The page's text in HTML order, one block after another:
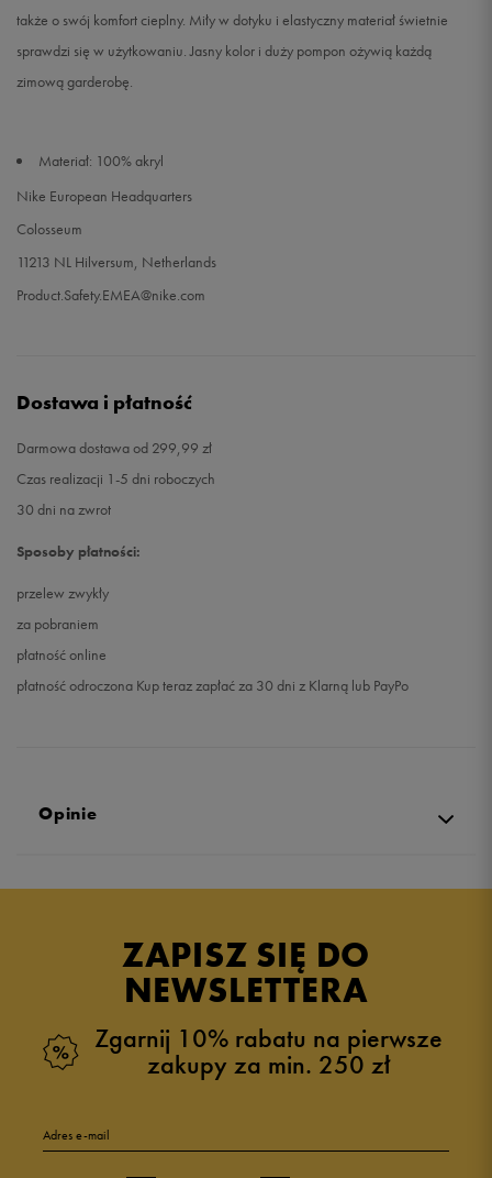
także o swój komfort cieplny. Miły w dotyku i elastyczny materiał świetnie
sprawdzi się w użytkowaniu. Jasny kolor i duży pompon ożywią każdą
zimową garderobę.
Materiał: 100% akryl
Nike European Headquarters
Colosseum
11213 NL Hilversum, Netherlands
Product.Safety.EMEA@nike.com
Dostawa i płatność
Darmowa dostawa od 299,99 zł
Czas realizacji 1-5 dni roboczych
30 dni na zwrot
Sposoby płatności:
przelew zwykły
za pobraniem
płatność online
płatność odroczona Kup teraz zapłać za 30 dni z Klarną lub PayPo
Opinie
ZAPISZ SIĘ DO
NEWSLETTERA
Zgarnij 10% rabatu na pierwsze
zakupy za min. 250 zł
Adres e-mail